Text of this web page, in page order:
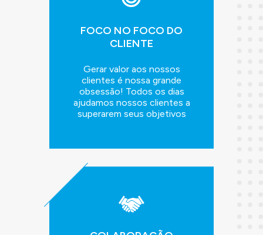
FOCO NO FOCO DO
CLIENTE
Gerar valor aos nossos
clientes é nossa grande
obsessão! Todos os dias
ajudamos nossos clientes a
superarem seus objetivos